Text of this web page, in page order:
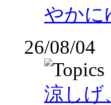
やかに
26/08/04
涼し